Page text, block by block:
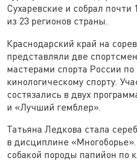
Сухаревские и собрал почти
из 23 регионов страны.
Краснодарский край на
представляли две
мастерами спорта России по
кинологическому спорту.
состязались в двух
и «Лучший гемблер».
Татьяна Ледкова стала
в дисциплине
собакой породы папийон по